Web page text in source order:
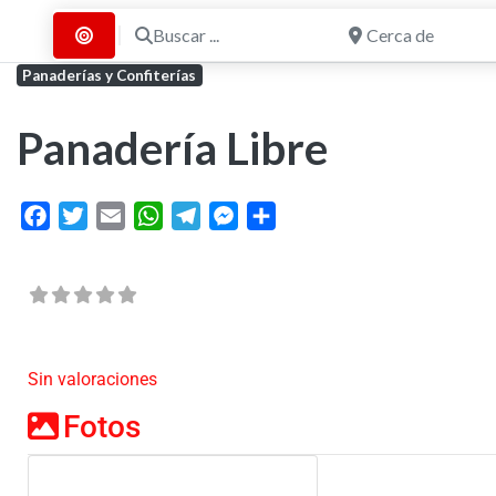
Buscar por Distancia
Buscar ... Cerca de
Panaderías y Confiterías
Panadería Libre
FacebookTwitterEmail WhatsAppTelegramMessenger
Sin valoraciones
Fotos